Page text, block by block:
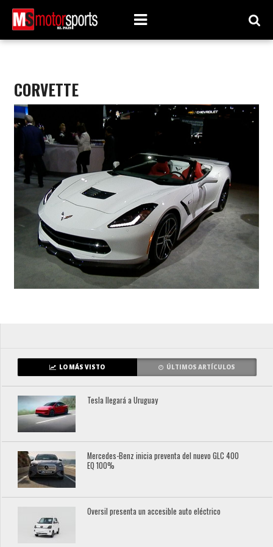
CORVETTE
LO MÁS VISTO ÚLTIMOS ARTÍCULOS
Tesla llegará a Uruguay
Mercedes-Benz inicia preventa del nuevo GLC 400
EQ 100%
Oversil presenta un accesible auto eléctrico